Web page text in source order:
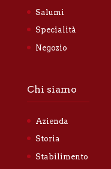
Salumi
Specialità
Negozio
Chi siamo
Azienda
Storia
Stabilimento